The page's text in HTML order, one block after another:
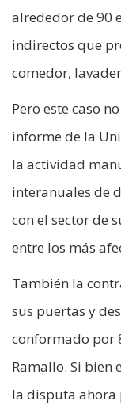
alrededor de 90
indirectos que
comedor,
Pero este caso
informe de la
la actividad
interanuales de
con el sector de
entre los más
También la
sus puertas y
conformado por
Ramallo. Si bien
la disputa ahora